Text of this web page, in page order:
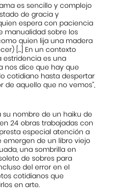
es sencillo y complejo
de gracia y
espera con paciencia
manualidad sobre los
quien lija una madera
[...] En un contexto
estridencia es una
nos dice que hay que
cotidiano hasta despertar
aquello que no vemos”,
su nombre de un haiku de
24 obras trabajadas con
especial atención a
emergen de un libro viejo
una sombrilla en
de sobres para
del error en el
cotidianos que
en arte.